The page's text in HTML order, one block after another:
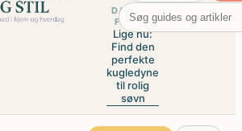
DAGENS
FOKUS
Lige nu:
Find den
perfekte
kugledyne
til rolig
søvn